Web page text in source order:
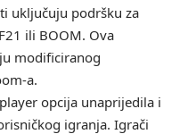
uključuju podršku za
ili BOOM. Ova
modificiranog
a.
opcija unaprijedila i
igranja. Igrači